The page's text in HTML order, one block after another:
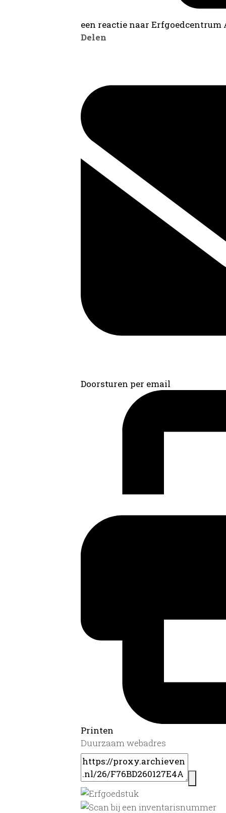
een reactie naar
Delen
Doorsturen per email
Printen
Duurzaam webadres